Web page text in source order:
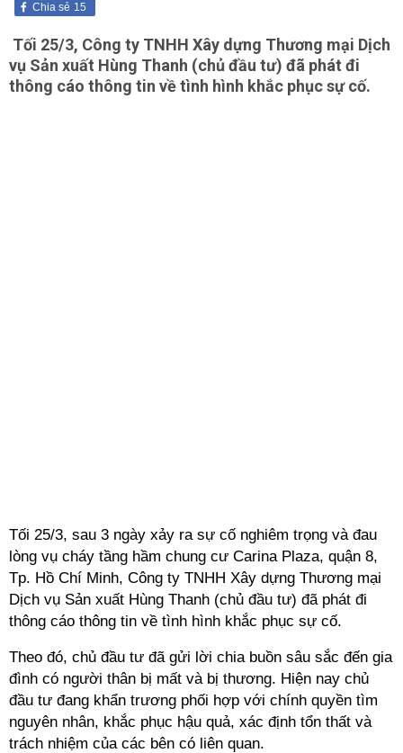
15
Chia sẻ
Tối 25/3, Công ty TNHH Xây dựng Thương mại Dịch
vụ Sản xuất Hùng Thanh (chủ đầu tư) đã phát đi
thông cáo thông tin về tình hình khắc phục sự cố.
Tối 25/3, sau 3 ngày xảy ra sự cố nghiêm trọng và đau
lòng vụ cháy tầng hầm chung cư Carina Plaza, quận 8,
Tp. Hồ Chí Minh, Công ty TNHH Xây dựng Thương mại
Dịch vụ Sản xuất Hùng Thanh (chủ đầu tư) đã phát đi
thông cáo thông tin về tình hình khắc phục sự cố.
Theo đó, chủ đầu tư đã gửi lời chia buồn sâu sắc đến gia
đình có người thân bị mất và bị thương. Hiện nay chủ
đầu tư đang khẩn trương phối hợp với chính quyền tìm
nguyên nhân, khắc phục hậu quả, xác định tổn thất và
trách nhiệm của các bên có liên quan.